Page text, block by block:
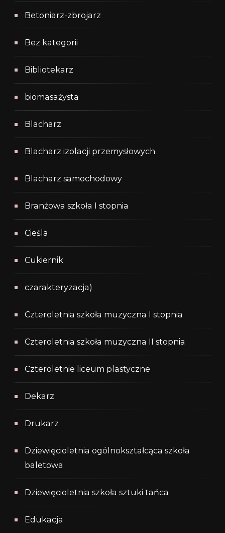
Betoniarz-zbrojarz
Bez kategorii
Bibliotekarz
biomasażysta
Blacharz
Blacharz izolacji przemysłowych
Blacharz samochodowy
Branżowa szkoła I stopnia
Cieśla
Cukiernik
czarakteryzacja)
Czteroletnia szkoła muzyczna I stopnia
Czteroletnia szkoła muzyczna II stopnia
Czteroletnie liceum plastyczne
Dekarz
Drukarz
Dziewięcioletnia ogólnokształcąca szkoła
baletowa
Dziewięcioletnia szkoła sztuki tańca
Edukacja